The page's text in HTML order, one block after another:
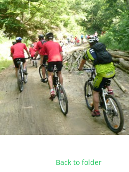
Back to folder